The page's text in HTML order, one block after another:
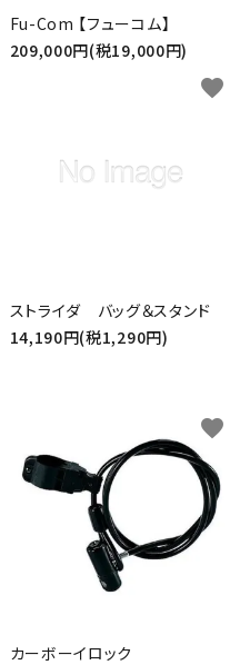
Fu-Com 【フューコム】
209,000円(税19,000円)
ストライダ バッグ＆スタンド
14,190円(税1,290円)
favorite
カーボーイロック
favorite